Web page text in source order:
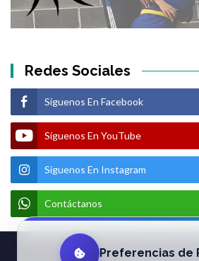
Redes Sociales
Síguenos En Facebook
Síguenos En YouTube
Síguenos En Instagram
Contáctanos
Preferencias de